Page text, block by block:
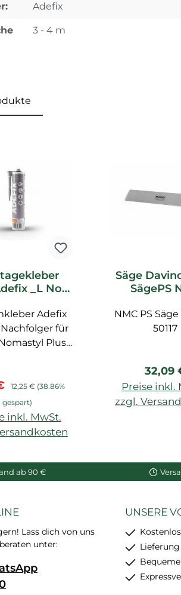
Adefix
3 - 4 m
_L Noel
Adefix
Nachfolger für
Plus,
starke
schleif- und
enthält
Regulärer Preis:
12,25 € (38.86%
gespart)
inkl. MwSt.
Säge
SägePS
NMC PS
50117
32,09
Preise inkl.
zzgl.
ab 90 €
Lass dich von uns
unter:
UNSERE